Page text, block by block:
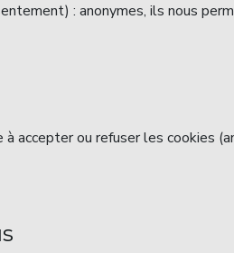
: anonymes, ils nous
à accepter ou refuser les